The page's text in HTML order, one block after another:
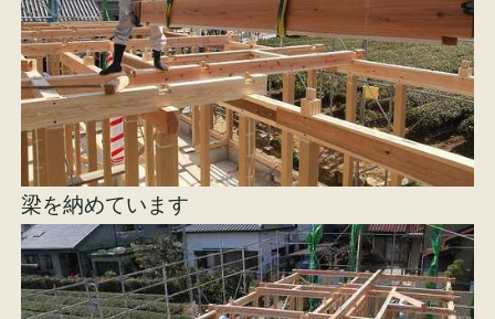
梁を納めています
施工事例 お客様の声
会社概要
スタッフ紹介